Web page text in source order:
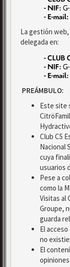
La gestión
delegada en:
PREÁMBULO:
Este site
Club C5
Nacional
cuya
usuarios
Pese a
como la
Visitas al
Groupe,
guarda
El
no
El